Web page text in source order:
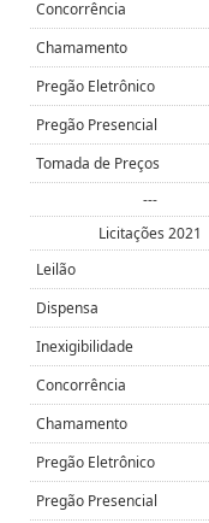
Concorrência
Chamamento
Pregão Eletrônico
Pregão Presencial
Tomada de Preços
---
Licitações 2021
Leilão
Dispensa
Inexigibilidade
Concorrência
Chamamento
Pregão Eletrônico
Pregão Presencial